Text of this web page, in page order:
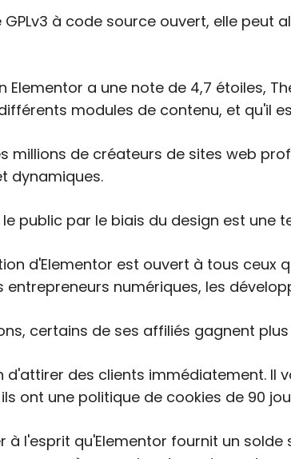
à code source ouvert, elle peut
Elementor a une note de 4,7 étoiles,
modules de contenu, et qu'il
millions de créateurs de sites web
dynamiques.
public par le biais du design est
d'Elementor est ouvert à tous ceux
entrepreneurs numériques, les
certains de ses affiliés gagnent
d'attirer des clients immédiatement.
ont une politique de cookies de 90
à l'esprit qu'Elementor fournit un